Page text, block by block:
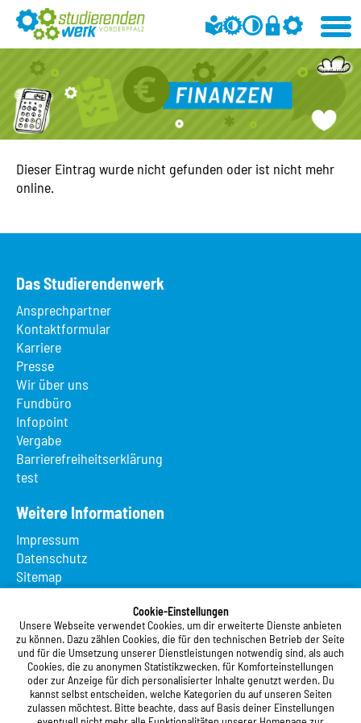
Cookie-Einstellungen
Unsere Webseite verwendet Cookies, um dir erweiterte Dienste anbieten
zu können. Dazu zählen Cookies, die für den technischen Betrieb der Seite
und für die Umsetzung unserer Dienstleistungen notwendig sind, als auch
Cookies, die zu anonymen Statistikzwecken, für Komforteinstellungen
oder zur Anzeige für dich personalisierter Inhalte genutzt werden. Du
kannst selbst entscheiden, welche Kategorien du auf unseren Seiten
zulassen möchtest. Bitte beachte, dass auf Basis deiner Einstellungen
Dieser Eintrag wurde nicht gefunden oder ist nicht mehr
online.
Das Studierendenwerk
Ansprechpartner
Kontaktformular
Karriere
Presse
Wir über uns
Fundbüro
Infopoint
Vergabe
Barrierefreiheitserklärung
test
Weitere Informationen
Impressum
Datenschutz
Sitemap
Suche
Registrierung
Studierendenwerk Vorderpfalz
Studierendenwerk Vorderpfalz
Anstalt des öffentlichen Rechts